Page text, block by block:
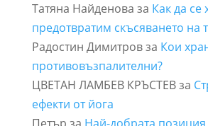
Татяна Найденова за Как да се
предотвратим скъсяването на
Радостин Димитровза Кои
противовъзпалителни?
ЦВЕТАН ЛАМБЕВ КРЪСТЕВза
ефекти от йога